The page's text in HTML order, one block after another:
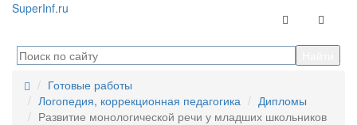
SuperInf.ru
Контакты
Готовые работы
Логопедия, коррекционная педагогика
Дипломы
Развитие монологической речи у младших школьников